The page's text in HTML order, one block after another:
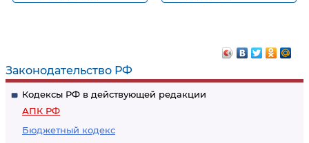
Законодательство РФ
Кодексы РФ в действующей редакции
АПК РФ
Бюджетный кодекс
пересмотром
вступившего в
законную силу
судебного приказа
кассационной
инстанции